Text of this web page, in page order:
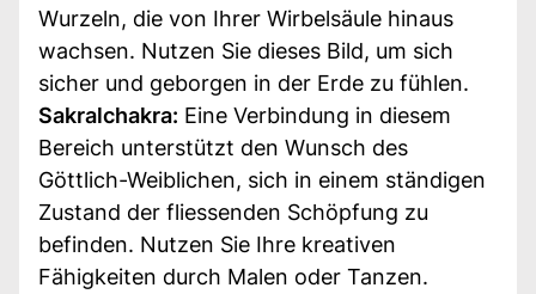
Wurzeln, die von Ihrer Wirbelsäule hinaus
wachsen. Nutzen Sie dieses Bild, um sich
sicher und geborgen in der Erde zu fühlen.
Sakralchakra: Eine Verbindung in diesem
Bereich unterstützt den Wunsch des
Göttlich-Weiblichen, sich in einem ständigen
Zustand der fliessenden Schöpfung zu
befinden. Nutzen Sie Ihre kreativen
Fähigkeiten durch Malen oder Tanzen.